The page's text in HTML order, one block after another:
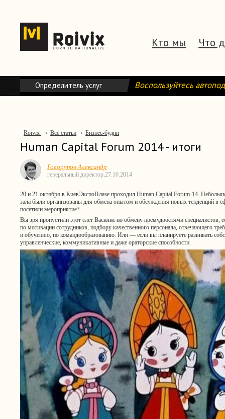
Кто мы Что
Определитель услуг Воспользуйтесь
Roivix › Все статьи › Бизнес-будни
Human Capital Forum 2014 - итоги
Говорунов Александр
генеральный директор,27.10.2014
20 и 21 октября в КиевЭкспоПлазе проходилHuman Capital Forum-14.
зала были организованы для обмена опытом и обсуждения новых тенденций в
посетили мероприятие?
Вы зря пропустили этот слетВасилис по обмену премудростямиспециалистов,
по мотивации сотрудников, подбору качественного персонала, отвечающего
и обучению, по командообразованию. Или — если вы планируете развивать
управленческие, коммуникативные и даже ораторские способности.